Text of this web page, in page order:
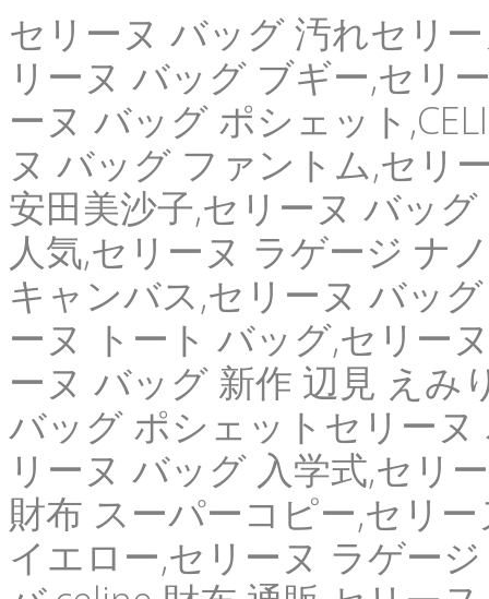
セリーヌ バッグ 汚れセリ
リーヌ バッグ ブギー,セリ
ーヌ バッグ ポシェット
ヌ バッグ ファントム,セリ
安田美沙子,セリーヌ バッ
人気,セリーヌ ラゲージ ナ
キャンバス,セリーヌ バッ
ーヌ トート バッグ,セリー
ーヌ バッグ 新作 辺見 えみ
バッグ ポシェットセリー
リーヌ バッグ 入学式,セリ
財布 スーパーコピー,セリ
イエロー,セリーヌ ラゲー